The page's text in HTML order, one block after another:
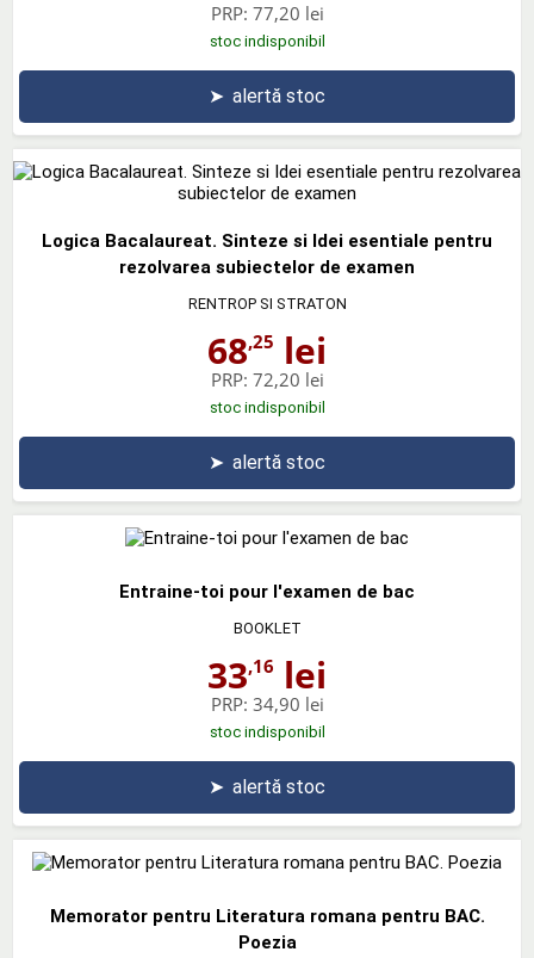
PRP: 77,20 lei
stoc indisponibil
➤ alertă stoc
Logica Bacalaureat. Sinteze si Idei esentiale pentru
rezolvarea subiectelor de examen
RENTROP SI STRATON
68,25 lei
PRP: 72,20 lei
stoc indisponibil
➤ alertă stoc
Entraine-toi pour l'examen de bac
BOOKLET
33,16 lei
PRP: 34,90 lei
stoc indisponibil
➤ alertă stoc
Memorator pentru Literatura romana pentru BAC.
Poezia